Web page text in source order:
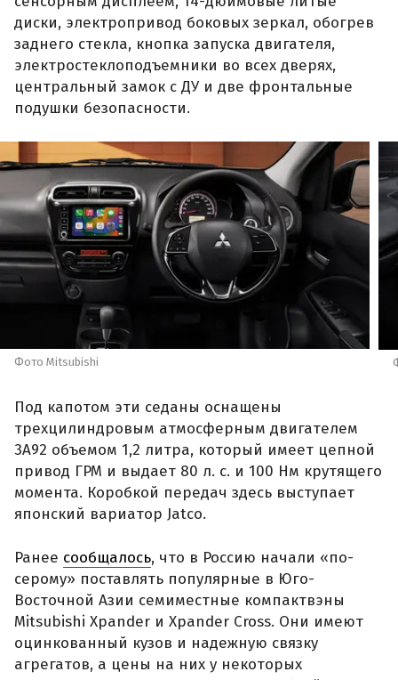
диски, электропривод боковых зеркал, обогрев
заднего стекла, кнопка запуска двигателя,
электростеклоподъемники во всех дверях,
центральный замок с ДУ и две фронтальные
подушки безопасности.
Фото Mitsubishi
Под капотом эти седаны оснащены
трехцилиндровым атмосферным двигателем
3A92 объемом 1,2 литра, который имеет цепной
привод ГРМ и выдает 80 л. с. и 100 Нм крутящего
момента. Коробкой передач здесь выступает
японский вариатор Jatco.
Ранее сообщалось, что в Россию начали «по-
серому» поставлять популярные в Юго-
Восточной Азии семиместные компактвэны
Mitsubishi Xpander и Xpander Cross. Они имеют
оцинкованный кузов и надежную связку
агрегатов, а цены на них у некоторых